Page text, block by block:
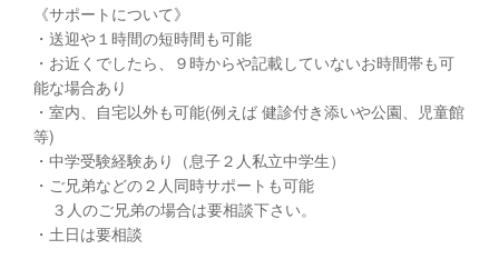
《サポートについて》
・送迎や１時間の短時間も可能
・お近くでしたら、９時からや記載していないお時間帯も可
能な場合あり
・室内、自宅以外も可能(例えば 健診付き添いや公園、児童館
等)
・中学受験経験あり（息子２人私立中学生）
・ご兄弟などの２人同時サポートも可能
３人のご兄弟の場合は要相談下さい。
・土日は要相談